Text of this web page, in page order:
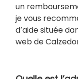
un
je vous
d’aide située
web de